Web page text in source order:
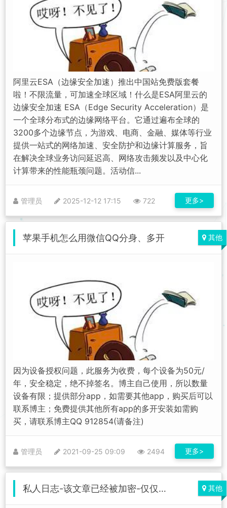
阿里云ESA（边缘安全加速）推出中国站免费版套餐
啦！不限流量，可加速全球区域！什么是ESA阿里云的
边缘安全加速 ESA（Edge Security Acceleration）是
一个全球分布式的边缘网络平台。它通过遍布全球的
3200多个边缘节点，为游戏、电商、金融、媒体等行业
提供一站式的网络加速、安全防护和边缘计算服务，旨
在解决全球业务访问延迟高、网络攻击频发以及中心化
计算带来的性能瓶颈问题。活动信...
管理员 2025-12-12 17:15 722 更多>
苹果手机怎么用微信QQ分身、多开 其他
因为设备授权问题，此服务为收费，每个设备为50元/
年，安全稳定，绝不掉签名。博主自己使用，所以数量
设备有限；提供部分app，如需要其他app，购买后可以
联系博主；免费提供其他所有app的多开安装如需购
买，请联系博主QQ 912854(请备注)
管理员 2021-09-25 09:09 2494 更多>
私人日志-该文章已经被加密-仅仅用来记录个人的一些事 其他